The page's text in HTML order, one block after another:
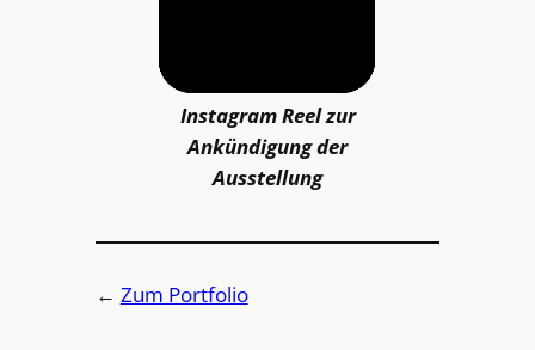
Instagram Reel zur
Ankündigung der
Ausstellung
← Zum Portfolio